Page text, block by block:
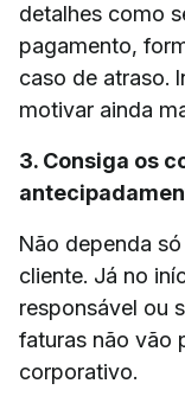
detalhes como
pagamento,
caso de atraso.
motivar ainda
3. Consiga os
Não dependa
cliente. Já no
responsável ou
faturas não vão
corporativo.